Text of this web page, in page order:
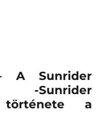
A Sunrider
története a